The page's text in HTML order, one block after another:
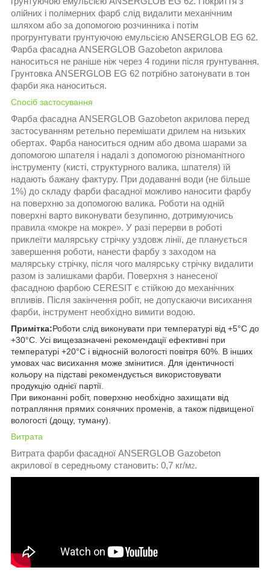
олійних і полімерних фарб слід видалити механічним
шляхом або за допомогою розчинника і потім
прогрунтувати грунтуючою емульсією ANSERGLOB EG 62.
Фарба фасадна ANSERGLOB Gazobeton акрилова
наноситься не раніше ніж через 4 години після грунтування.
Грунтовка ANSERGLOB EG 62 потрібно затонувати в тон
фарби яка наноситься.
Спосіб застосування
Фарба фасадна ANSERGLOB Gazobeton акрилова перед
застосуванням ретельно перемішати дрилем на низьких
обертах. Фарба наноситься одним або двома шарами за
допомогою шпателя і надалі з допомогою різноманітного
інструменту (кисті, структурного валика, шпателя) їй
надають бажану фактуру. При додаванні води (не більше
1%) до складу фарби фасадної можливо наносити фарбу
на поверхню за допомогою валика. Роботи на одній
поверхні варто виконувати безупинно, дотримуючись
правила «мокре на мокре». У разі перерви в роботі
приклеїти малярську стрічку уздовж лінії, де планується
завершення роботи, нанести фарбу з заходом на
малярську стрічку, після чого малярську стрічку видалити
разом із залишками фарби. Поверхня з нанесеної
фасадною фарбою CERESIT є стійкою до механічних
впливів. Після закінчення робіт, не допускаючи висихання
фарби, інструмент необхідно вимити водою.
Примітка:Роботи слід виконувати при температурі від +5°С до
+30°С. Усі вищезазначені рекомендації ефективні при
температурі +20°С і відносній вологості повітря 60%. В інших
умовах час висихання може змінитися. Для ідентичності
кольору на підставі рекомендується використовувати
продукцію однієї партії.
При виконанні робіт, поверхню необхідно захищати від
потрапляння прямих сонячних променів, а також підвищеної
вологості (дощу, туману).
Витрата
Витрата фарби фасадної ANSERGLOB Gazobeton
акрилової в середньому становить: 0,7 кг/м2.